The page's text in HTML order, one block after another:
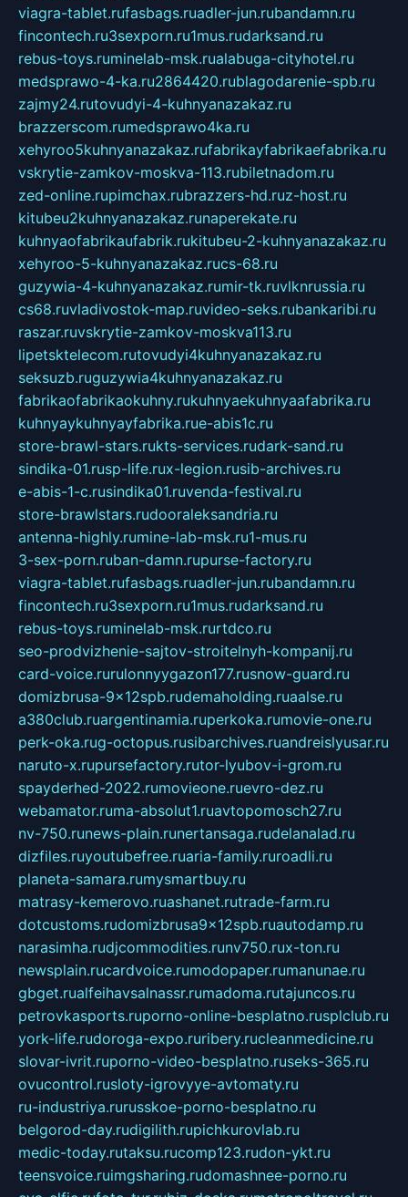
viagra-tablet.rufasbags.ruadler-jun.rubandamn.ru
fincontech.ru3sexporn.ru1mus.rudarksand.ru
rebus-toys.ruminelab-msk.rualabuga-cityhotel.ru
medsprawo-4-ka.ru2864420.rublagodarenie-spb.ru
zajmy24.rutovudyi-4-kuhnyanazakaz.ru
brazzerscom.rumedsprawo4ka.ru
xehyroo5kuhnyanazakaz.rufabrikayfabrikaefabrika.ru
vskrytie-zamkov-moskva-113.rubiletnadom.ru
zed-online.rupimchax.rubrazzers-hd.ruz-host.ru
kitubeu2kuhnyanazakaz.runaperekate.ru
kuhnyaofabrikaufabrik.rukitubeu-2-kuhnyanazakaz.ru
xehyroo-5-kuhnyanazakaz.rucs-68.ru
guzywia-4-kuhnyanazakaz.rumir-tk.ruvlknrussia.ru
cs68.ruvladivostok-map.ruvideo-seks.rubankaribi.ru
raszar.ruvskrytie-zamkov-moskva113.ru
lipetsktelecom.rutovudyi4kuhnyanazakaz.ru
seksuzb.ruguzywia4kuhnyanazakaz.ru
fabrikaofabrikaokuhny.rukuhnyaekuhnyaafabrika.ru
kuhnyaykuhnyayfabrika.rue-abis1c.ru
store-brawl-stars.rukts-services.rudark-sand.ru
sindika-01.rusp-life.rux-legion.rusib-archives.ru
e-abis-1-c.rusindika01.ruvenda-festival.ru
store-brawlstars.rudooraleksandria.ru
antenna-highly.rumine-lab-msk.ru1-mus.ru
3-sex-porn.ruban-damn.rupurse-factory.ru
viagra-tablet.rufasbags.ruadler-jun.rubandamn.ru
fincontech.ru3sexporn.ru1mus.rudarksand.ru
rebus-toys.ruminelab-msk.rurtdco.ru
seo-prodvizhenie-sajtov-stroitelnyh-kompanij.ru
card-voice.rurulonnyygazon177.rusnow-guard.ru
domizbrusa-9x12spb.rudemaholding.ruaalse.ru
a380club.ruargentinamia.ruperkoka.rumovie-one.ru
perk-oka.rug-octopus.rusibarchives.ruandreislyusar.ru
naruto-x.rupursefactory.rutor-lyubov-i-grom.ru
spayderhed-2022.rumovieone.ruevro-dez.ru
webamator.ruma-absolut1.ruavtopomosch27.ru
nv-750.runews-plain.runertansaga.rudelanalad.ru
dizfiles.ruyoutubefree.ruaria-family.ruroadli.ru
planeta-samara.rumysmartbuy.ru
matrasy-kemerovo.ruashanet.rutrade-farm.ru
dotcustoms.rudomizbrusa9x12spb.ruautodamp.ru
narasimha.rudjcommodities.runv750.rux-ton.ru
newsplain.rucardvoice.rumodopaper.rumanunae.ru
gbget.rualfeihavsalnassr.rumadoma.rutajuncos.ru
petrovkasports.ruporno-online-besplatno.rusplclub.ru
york-life.rudoroga-expo.ruribery.rucleanmedicine.ru
slovar-ivrit.ruporno-video-besplatno.ruseks-365.ru
ovucontrol.rusloty-igrovyye-avtomaty.ru
ru-industriya.rurusskoe-porno-besplatno.ru
belgorod-day.rudigilith.rupichkurovlab.ru
medic-today.rutaksu.rucomp123.rudon-ykt.ru
teensvoice.ruimgsharing.rudomashnee-porno.ru